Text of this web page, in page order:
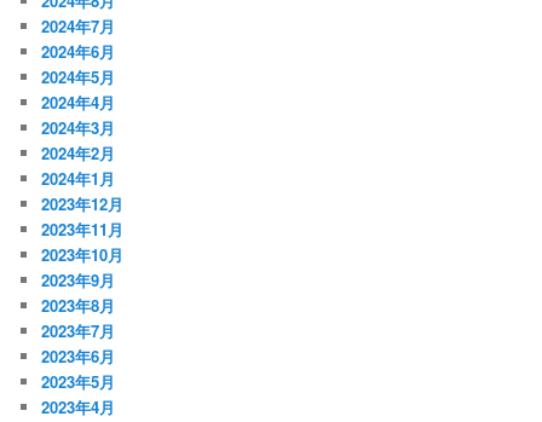
2024年7月
2024年6月
2024年5月
2024年4月
2024年3月
2024年2月
2024年1月
2023年12月
2023年11月
2023年10月
2023年9月
2023年8月
2023年7月
2023年6月
2023年5月
2023年4月